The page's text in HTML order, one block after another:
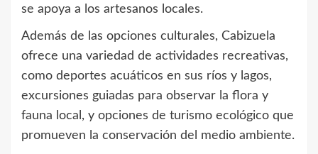
se apoya a los artesanos locales.
Además de las opciones culturales, Cabizuela
ofrece una variedad de actividades recreativas,
como deportes acuáticos en sus ríos y lagos,
excursiones guiadas para observar la flora y
fauna local, y opciones de turismo ecológico que
promueven la conservación del medio ambiente.